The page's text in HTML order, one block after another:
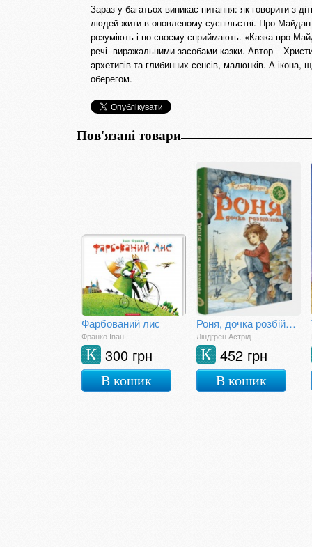
Зараз у багатьох виникає питання: як говорити з
людей жити в оновленому суспільстві. Про
розуміють і по-своєму сприймають. «Казка про
речі виражальними засобами казки. Автор –
архетипів та глибинних сенсів, малюнків. А
оберегом.
Пов'язані товари
Фарбований лис
Франко Іван
300 грн
К
В кошик
Роня, дочка розбійника
Ліндгрен Астрід
452 грн
К
В кошик